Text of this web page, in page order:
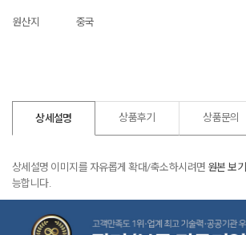
원산지 중국
상세설명 상품후기 상품문의
상세설명 이미지를 자유롭게 확대/축소하시려면 원본 보기
능합니다.